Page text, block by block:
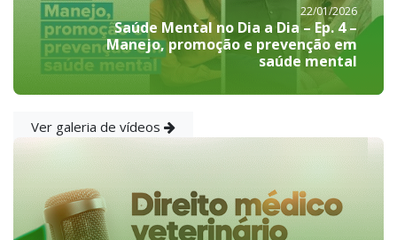
22/01/2026
Saúde Mental no Dia a Dia – Ep. 4 –
Manejo, promoção e prevenção em
saúde mental
Ver galeria de vídeos